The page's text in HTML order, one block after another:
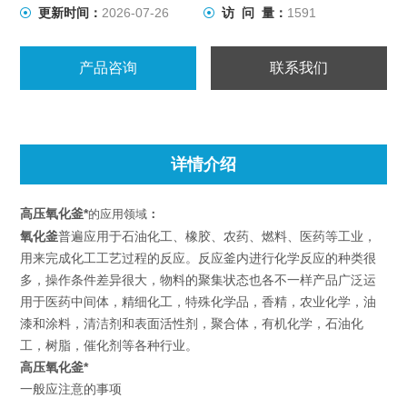
更新时间： 2026-07-26 访 问 量： 1591
产品咨询 联系我们
详情介绍
高压氧化釜*的应用领域 ：
氧化釜普遍应用于石油化工、橡胶、农药、燃料、医药等工业，
用来完成化工工艺过程的反应。反应釜内进行化学反应的种类很
多，操作条件差异很大，物料的聚集状态也各不一样产品广泛运
用于医药中间体，精细化工，特殊化学品，香精，农业化学，油
漆和涂料，清洁剂和表面活性剂，聚合体，有机化学，石油化
工，树脂，催化剂等各种行业。
高压氧化釜*
一般应注意的事项